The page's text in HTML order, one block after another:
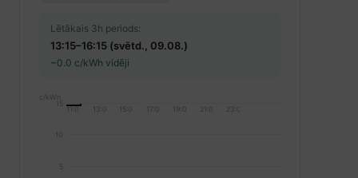
Lētākais 3h periods:
13:15–16:15 (svētd., 09.08.)
~0.0 c/kWh vidēji
c/kWh
5
10
15
11:00 13:00 15:00 17:00 19:00 21:00 23:00